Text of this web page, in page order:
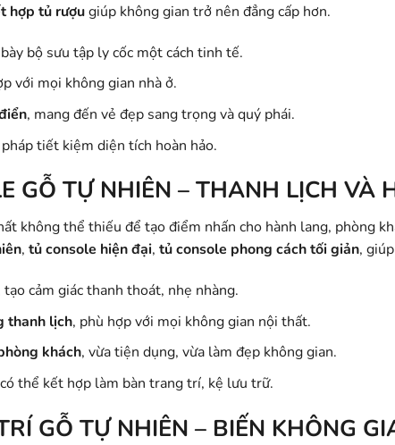
hợp tủ rượugiúp không gian trở nên đẳng cấp hơn.
bộ sưu tập ly cốc một cách tinh tế.
với mọi không gian nhà ở.
, mang đến vẻ đẹp sang trọng và quý phái.
tiết kiệm diện tích hoàn hảo.
GỖ TỰ NHIÊN – THANH LỊCH VÀ
không thể thiếu để tạo điểm nhấn cho hành lang, phòng
, tủ console hiện đại, tủ console phong cách tối giản,
tạo cảm giác thanh thoát, nhẹ nhàng.
thanh lịch, phù hợp với mọi không gian nội thất.
khách, vừa tiện dụng, vừa làm đẹp không gian.
thể kết hợp làm bàn trang trí, kệ lưu trữ.
GỖ TỰ NHIÊN – BIẾN KHÔNG